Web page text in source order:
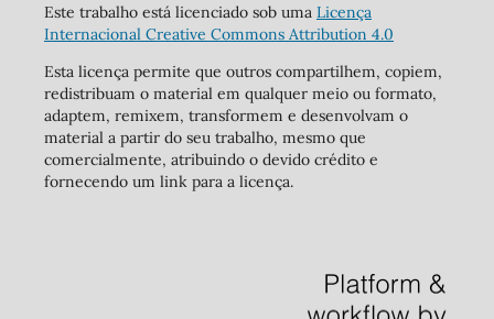
Este trabalho está licenciado sob uma Licença
Internacional Creative Commons Attribution 4.0
Esta licença permite que outros compartilhem, copiem,
redistribuam o material em qualquer meio ou formato,
adaptem, remixem, transformem e desenvolvam o
material a partir do seu trabalho, mesmo que
comercialmente, atribuindo o devido crédito e
fornecendo um link para a licença.